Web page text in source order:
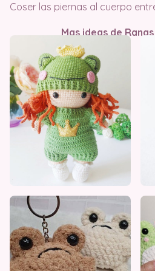
Coser las piernas al cuerpo
Mas ideas de